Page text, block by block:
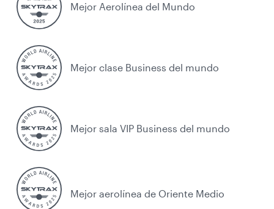
Mejor Aerolínea del Mundo
Mejor clase Business del mundo
Mejor sala VIP Business del mundo
Mejor aerolínea de Oriente Medio